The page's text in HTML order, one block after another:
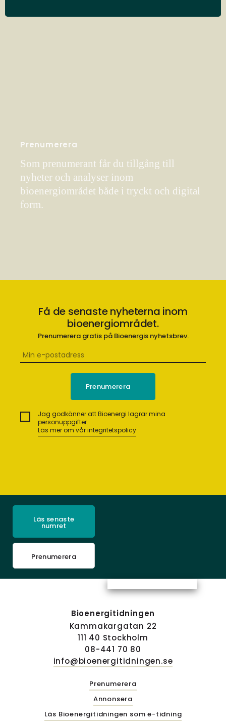
Prenumerera
Som prenumerant får du tillgång till
nyheter och analyser inom
bioenergiområdet både i tryckt och digital
form.
Få de senaste nyheterna inom
bioenergiområdet.
Prenumerera gratis på Bioenergis nyhetsbrev.
Jag godkänner att Bioenergi lagrar mina
personuppgifter.
Läs mer om vår integritetspolicy
Läs senaste
numret
Prenumerera
Bioenergitidningen
Kammakargatan 22
111 40 Stockholm
08-441 70 80
info@bioenergitidningen.se
Prenumerera
Annonsera
Läs Bioenergitidningen som e-tidning